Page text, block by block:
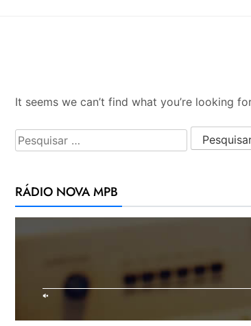
It seems we can’t find what you’re looking
Pesquisar por:
RÁDIO NOVA MPB